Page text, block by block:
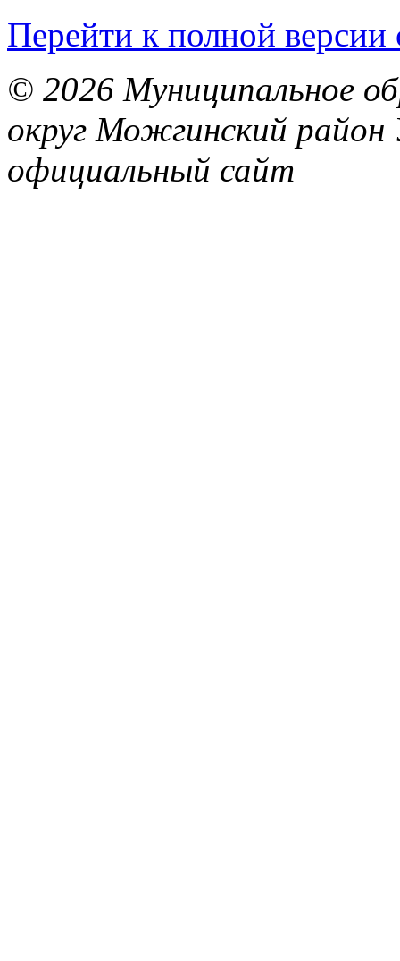
Перейти к полной версии
© 2026 Муниципальное
округ Можгинский район
официальный сайт